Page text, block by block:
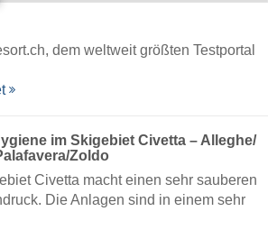
, dem weltweit größten Testportal
im Skigebiet Civetta – Alleghe/​
​Zoldo
Civetta macht einen sehr sauberen
Die Anlagen sind in einem sehr